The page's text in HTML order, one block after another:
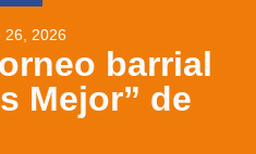
26, 2026
barrial
Mejor” de